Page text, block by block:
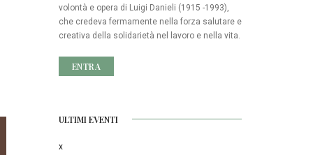
volontà e opera di Luigi Danieli (1915 -1993),
che credeva fermamente nella forza salutare e
creativa della solidarietà nel lavoro e nella vita.
ENTRA
ULTIMI EVENTI
x